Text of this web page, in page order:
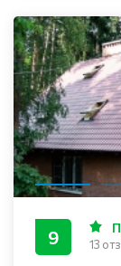
9 13